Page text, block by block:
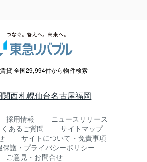
貸 全国29,994件から物件検索
関西札幌仙台名古屋福岡
採用情報
ニュースリリース
あるご質問
サイトマップ
サイトについて・免責事項
保護・プライバシーポリシー
ご意見・お問合せ